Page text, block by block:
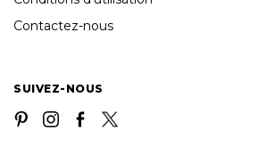
Contactez-nous
SUIVEZ-NOUS